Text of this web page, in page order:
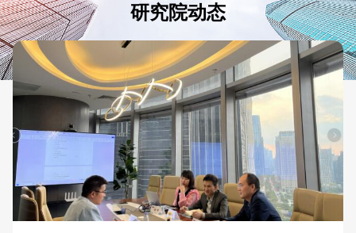
研究院动态